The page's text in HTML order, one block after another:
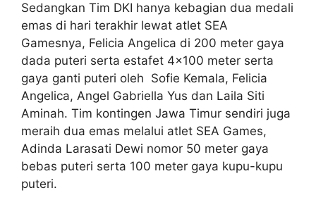
Sedangkan Tim DKI hanya kebagian dua medali
emas di hari terakhir lewat atlet SEA
Gamesnya, Felicia Angelica di 200 meter gaya
dada puteri serta estafet 4×100 meter serta
gaya ganti puteri oleh Sofie Kemala, Felicia
Angelica, Angel Gabriella Yus dan Laila Siti
Aminah. Tim kontingen Jawa Timur sendiri juga
meraih dua emas melalui atlet SEA Games,
Adinda Larasati Dewi nomor 50 meter gaya
bebas puteri serta 100 meter gaya kupu-kupu
puteri.